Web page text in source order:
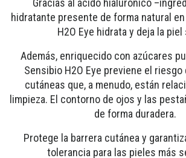
Gracias al ácido hialurónico
hidratante presente de forma natural
H2O Eye hidrata y deja la piel
Además, enriquecido con azúcares
Sensibio H2O Eye previene el
cutáneas que, a menudo, están
limpieza. El contorno de ojos y las
de forma duradera.
Protege la barrera cutánea y
tolerancia para las pieles más